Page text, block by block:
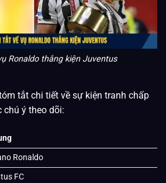
Ronaldo thắng kiện Juventus
tắt chi tiết về sự kiện tranh chấp
chú ý theo dõi:
Ronaldo
FC